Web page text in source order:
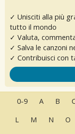
✓ Unisciti alla più
tutto il mondo
✓ Valuta,
✓ Salva le canzoni
✓ Contribuisci con
0-9 A B
L
M N O